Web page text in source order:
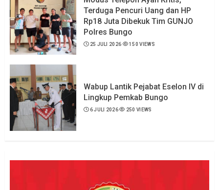
Terduga Pencuri Uang dan HP
Rp18 Juta Dibekuk Tim GUNJO
Polres Bungo
25 JULI 2026 150 VIEWS
Wabup Lantik Pejabat Eselon IV di
Lingkup Pemkab Bungo
6 JULI 2026 250 VIEWS